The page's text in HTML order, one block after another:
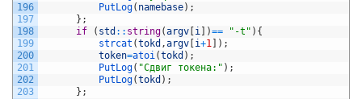
196
197
198
199
200
201
202
203
PutLog( namebase) ;
} ;
if
( std :: string(argv i )== "-t" ) {
strcat (tokd ,argv i+1 ) ;
token=atoi(tokd ) ;
PutLog( "Сдвиг токена:" ) ;
PutLog(tokd ) ;
} ;